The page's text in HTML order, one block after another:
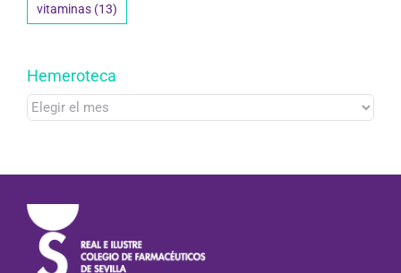
vitaminas(13)
Hemeroteca